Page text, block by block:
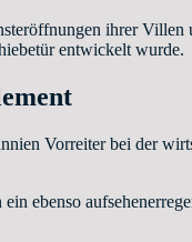
ihrer
entwickelt wurde.
Vorreiter bei der
ebenso